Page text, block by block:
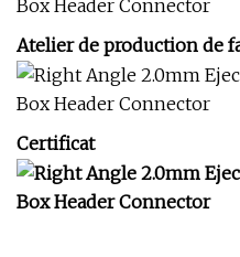
Atelier de production de
Certificat